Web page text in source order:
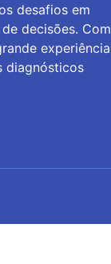
desafios em
decisões. Com
experiência
diagnósticos